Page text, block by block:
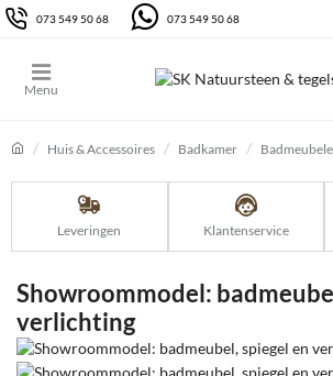
073 549 50 68 073 549 50 68
Huis & Accessoires Badkamer
Leveringen Klantenservice
Showroommodel:
verlichting